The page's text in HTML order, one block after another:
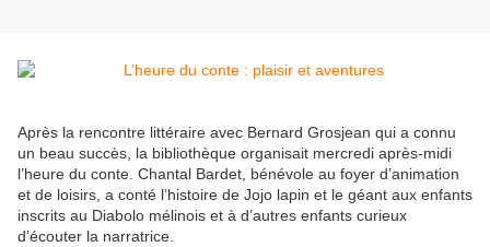
Après la rencontre littéraire avec Bernard Grosjean qui a connu
un beau succès, la bibliothèque organisait mercredi après-midi
l’heure du conte. Chantal Bardet, bénévole au foyer d’animation
et de loisirs, a conté l’histoire de Jojo lapin et le géant aux enfants
inscrits au Diabolo mélinois et à d’autres enfants curieux
d’écouter la narratrice.